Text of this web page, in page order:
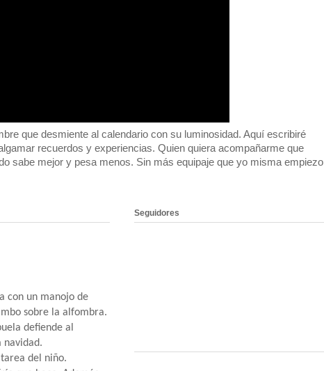
que desmiente al calendario con su luminosidad. Aquí escribiré
recuerdos y experiencias. Quien quiera acompañarme que
sabe mejor y pesa menos. Sin más equipaje que yo misma empiezo
con un manojo de
sobre la alfombra.
defiende al
navidad.
del niño.
Seguidores